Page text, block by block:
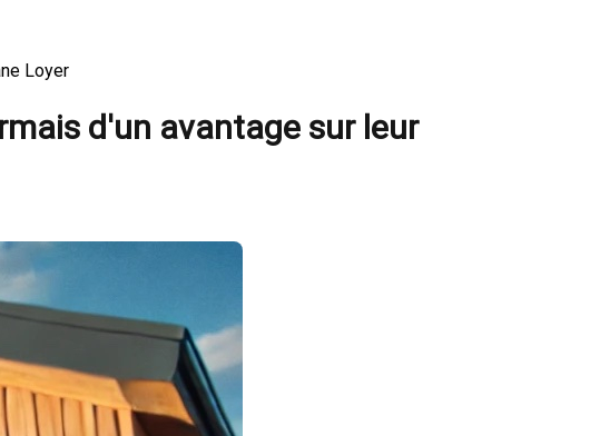
Loyer
d'un avantage sur leur